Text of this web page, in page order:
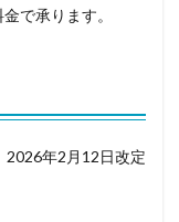
で承ります。
2026年2月12日改定